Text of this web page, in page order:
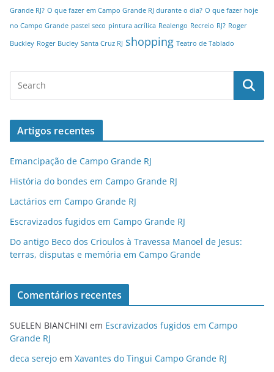
Grande RJ? O que fazer em Campo Grande RJ durante o dia? O que fazer hoje
no Campo Grande pastel seco pintura acrílica Realengo Recreio RJ? Roger
Buckley Roger Bucley Santa Cruz RJ shopping Teatro de Tablado
Artigos recentes
Emancipação de Campo Grande RJ
História do bondes em Campo Grande RJ
Lactários em Campo Grande RJ
Escravizados fugidos em Campo Grande RJ
Do antigo Beco dos Crioulos à Travessa Manoel de Jesus:
terras, disputas e memória em Campo Grande
Comentários recentes
SUELEN BIANCHINI em Escravizados fugidos em Campo
Grande RJ
deca serejo em Xavantes do Tingui Campo Grande RJ